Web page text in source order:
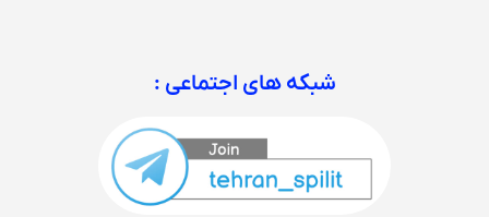
شبکه های اجتماعی :